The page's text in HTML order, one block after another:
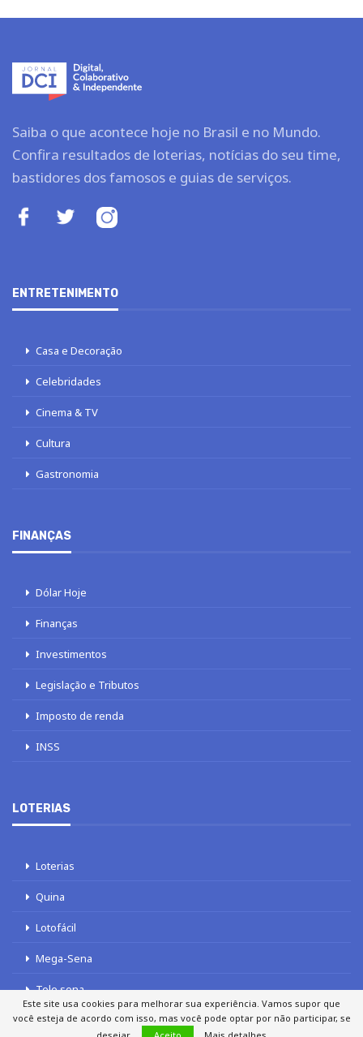
Saiba o que acontece hoje no Brasil e no Mundo.
Confira resultados de loterias, notícias do seu time,
bastidores dos famosos e guias de serviços.
ENTRETENIMENTO
Casa e Decoração
Celebridades
Cinema & TV
Cultura
Gastronomia
FINANÇAS
Dólar Hoje
Finanças
Investimentos
Legislação e Tributos
Imposto de renda
INSS
LOTERIAS
Loterias
Quina
Lotofácil
Mega-Sena
Tele sena
Este site usa cookies para melhorar sua experiência. Vamos supor que
você esteja de acordo com isso, mas você pode optar por não participar, se